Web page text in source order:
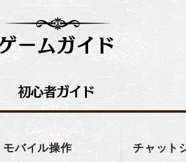
モバイル操作 チャット